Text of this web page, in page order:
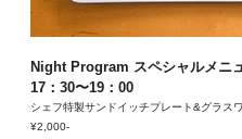
Night Program スペシャルメニ
17：30〜19：00
シェフ特製サンドイッチプレート&グラス
¥2,000-